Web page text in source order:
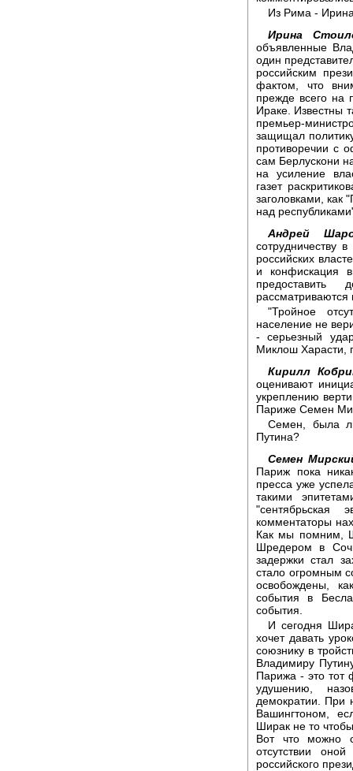
Из Рима -
Ирина
объявленные
один
российским
фактом, что
прежде всего на
Ираке. Известны
премьер-
защищал
противоречии с
сам Берлускони
на усиление
газет
заголовками, как
над
Андрей
сотрудничеству
российских
и конфискация
рассматриваются
"Тройное
население не
- серьезный
Миклош Харасти,
Кирилл
оценивают
укреплению
Париже Семен
Семен, была
Путина?
Семен
Париж пока
пресса уже
такими
"сентябрьская
комментаторы
Как мы помним,
Шредером в
задержки стал
стало огромным
освобождены,
события в
события.
И сегодня
хочет давать
союзнику в
Владимиру
Парижа - это тот
удушению,
демократии.
Вашингтоном,
Ширак не то
Вот что можно
отсутствии
российского